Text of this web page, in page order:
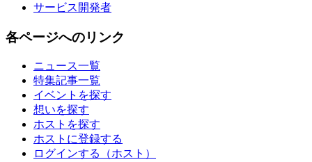
サービス開発者
各ページへのリンク
ニュース一覧
特集記事一覧
イベントを探す
想いを探す
ホストを探す
ホストに登録する
ログインする（ホスト）